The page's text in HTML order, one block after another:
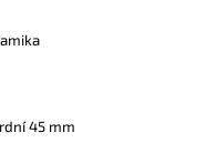
45 mm